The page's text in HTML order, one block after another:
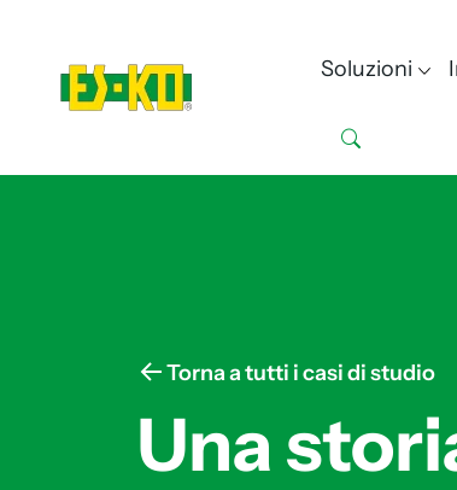
Soluzioni
Torna a tutti i casi di studio
Una